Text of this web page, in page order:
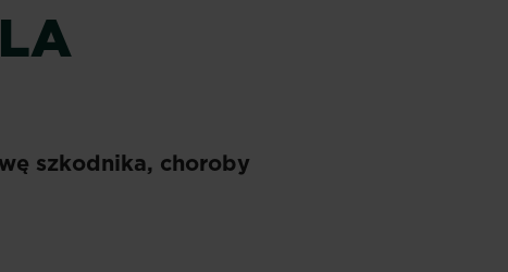
szkodnika, choroby